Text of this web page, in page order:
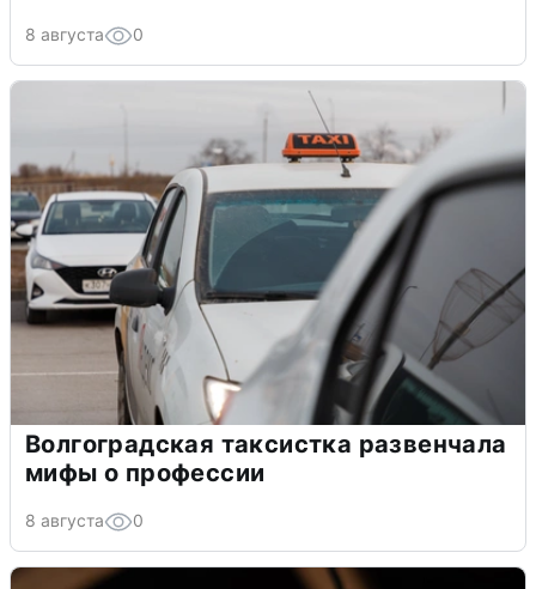
8 августа 0
Волгоградская таксистка развенчала
мифы о профессии
8 августа 0